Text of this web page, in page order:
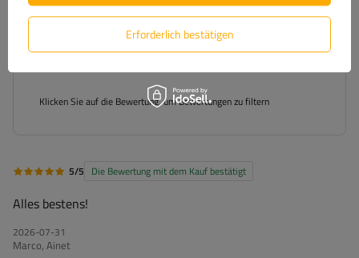
3
(0)
Klicken Sie auf die Bewertung, um Bewertungen zu filtern
5/5 Die Bewertung mit dem Kauf bestätigt
Alles bestens!
2026-07-31
Marco, Ainet
Erforderlich bestätigen